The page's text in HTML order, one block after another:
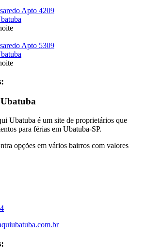
Apto 4209
Apto 5309
Ubatuba é um site de proprietários que
para férias em Ubatuba-SP.
opções em vários bairros com valores